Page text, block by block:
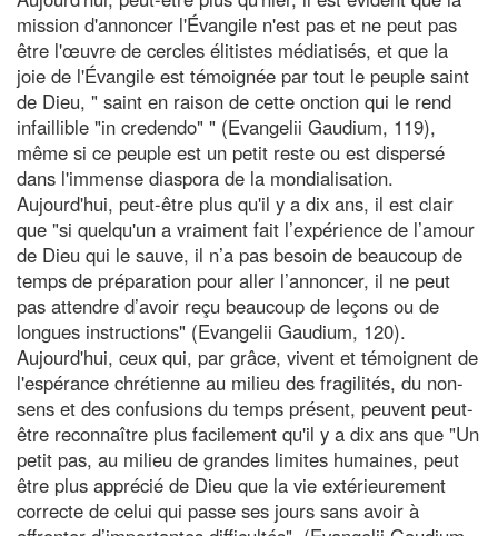
mission d'annoncer l'Évangile n'est pas et ne peut pas
être l'œuvre de cercles élitistes médiatisés, et que la
joie de l'Évangile est témoignée par tout le peuple saint
de Dieu, " saint en raison de cette onction qui le rend
infaillible "in credendo" " (Evangelii Gaudium, 119),
même si ce peuple est un petit reste ou est dispersé
dans l'immense diaspora de la mondialisation.
Aujourd'hui, peut-être plus qu'il y a dix ans, il est clair
que "si quelqu'un a vraiment fait l’expérience de l’amour
de Dieu qui le sauve, il n’a pas besoin de beaucoup de
temps de préparation pour aller l’annoncer, il ne peut
pas attendre d’avoir reçu beaucoup de leçons ou de
longues instructions" (Evangelii Gaudium, 120).
Aujourd'hui, ceux qui, par grâce, vivent et témoignent de
l'espérance chrétienne au milieu des fragilités, du non-
sens et des confusions du temps présent, peuvent peut-
être reconnaître plus facilement qu'il y a dix ans que "Un
petit pas, au milieu de grandes limites humaines, peut
être plus apprécié de Dieu que la vie extérieurement
correcte de celui qui passe ses jours sans avoir à